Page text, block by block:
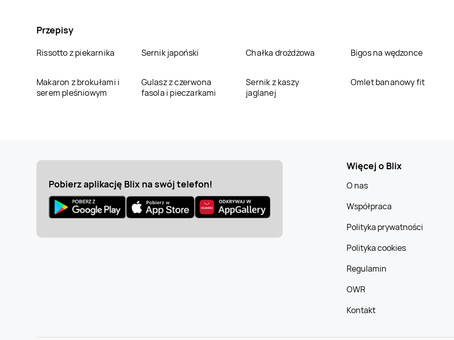
Przepisy
Rissotto z piekarnika Sernik japoński Chałka drożdżowa Bigos na wędzonce
Makaron z brokułami i
serem pleśniowym
Gulasz z czerwona
fasola i pieczarkami
Sernik z kaszy
jaglanej
Omlet bananowy fit
Pobierz aplikację Blix na swój telefon!
Więcej o Blix
O nas
Współpraca
Polityka prywatności
Polityka cookies
Regulamin
OWR
Kontakt